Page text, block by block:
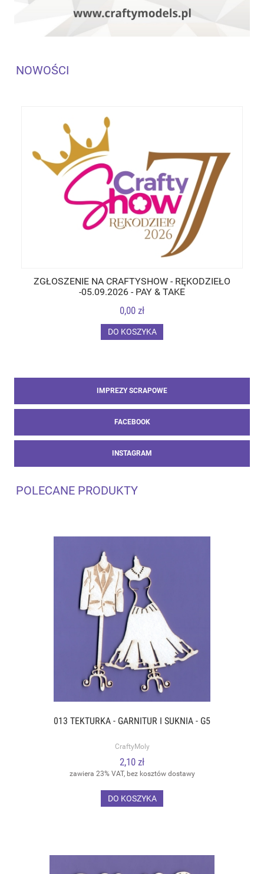
NOWOŚCI
ZGŁOSZENIE NA CRAFTYSHOW - RĘKODZIEŁO
-05.09.2026 - PAY & TAKE
0,00 zł
DO KOSZYKA
IMPREZY SCRAPOWE
FACEBOOK
INSTAGRAM
POLECANE PRODUKTY
013 TEKTURKA - GARNITUR I SUKNIA - G5
CraftyMoly
2,10 zł
zawiera 23% VAT, bez kosztów dostawy
DO KOSZYKA